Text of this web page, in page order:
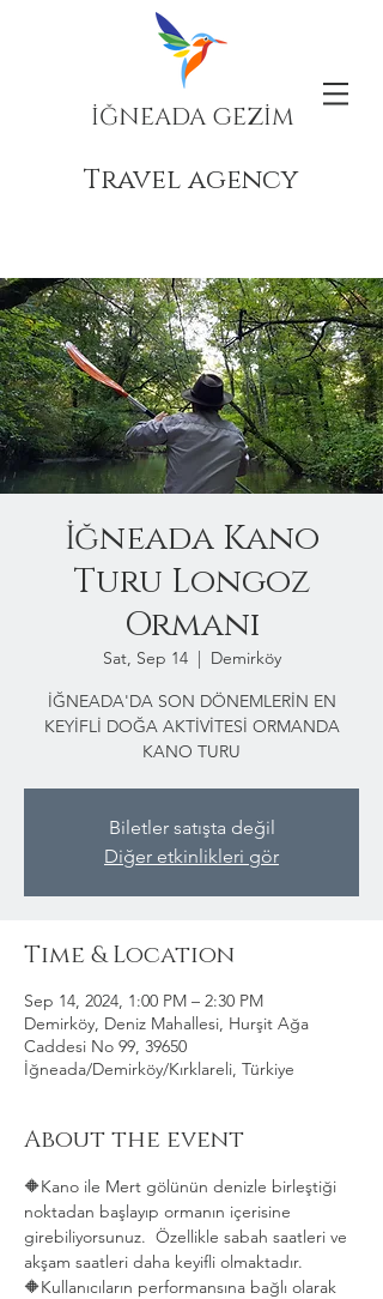
İĞNEADA GEZİM
Travel agency
İğneada Kano
Turu Longoz
Ormanı
Sat, Sep 14
  |
Demirköy
İĞNEADA'DA SON DÖNEMLERİN EN
KEYİFLİ DOĞA AKTİVİTESİ ORMANDA
KANO TURU
Biletler satışta değil
Diğer etkinlikleri gör
Time & Location
Sep 14, 2024, 1:00 PM – 2:30 PM
Demirköy, Deniz Mahallesi, Hurşit Ağa
Caddesi No 99, 39650
İğneada/Demirköy/Kırklareli, Türkiye
About the event
🔶Kano ile Mert gölünün denizle birleştiği
noktadan başlayıp ormanın içerisine
girebiliyorsunuz.  Özellikle sabah saatleri ve
akşam saatleri daha keyifli olmaktadır.
🔶Kullanıcıların performansına bağlı olarak